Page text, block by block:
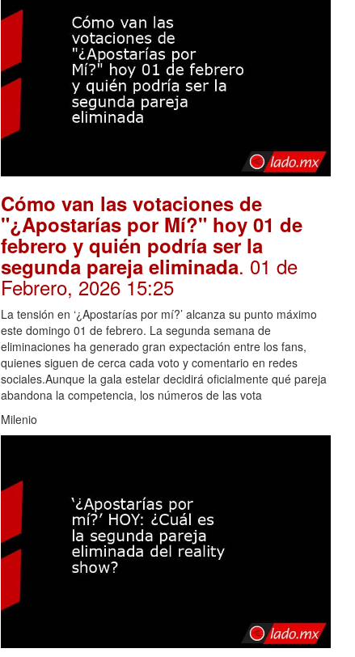
Cómo van las votaciones de
"¿Apostarías por Mí?" hoy 01 de
febrero y quién podría ser la
segunda pareja eliminada. 01 de
Febrero, 2026 15:25
La tensión en ‘¿Apostarías por mí?’ alcanza su punto máximo
este domingo 01 de febrero. La segunda semana de
eliminaciones ha generado gran expectación entre los fans,
quienes siguen de cerca cada voto y comentario en redes
sociales.Aunque la gala estelar decidirá oficialmente qué pareja
abandona la competencia, los números de las vota
Milenio